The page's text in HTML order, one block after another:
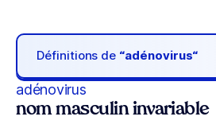
Définitions de “adénovirus“
adénovirus
nom masculin invariable